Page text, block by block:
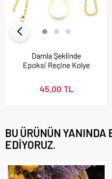
Damla Şeklinde
Epoksi Reçine Kolye
45,00 TL
BU ÜRÜNÜN
EDIYORUZ.